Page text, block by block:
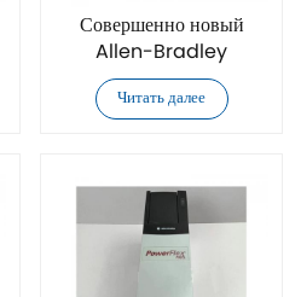
Совершенно новый
Allen-Bradley
20F11GC8P7JA0NNNNN
преобразователь частоты
Читать далее